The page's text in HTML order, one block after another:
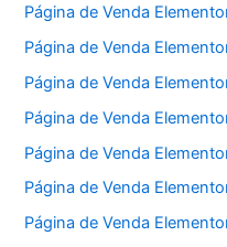
Página de Venda
Página de Venda
Página de Venda
Página de Venda
Página de Venda
Página de Venda
Página de Venda